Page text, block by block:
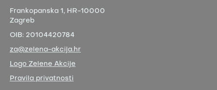
Frankopanska 1, HR-10000
Zagreb
OIB: 20104420784
za@zelena-akcija.hr
Logo Zelene Akcije
Pravila privatnosti